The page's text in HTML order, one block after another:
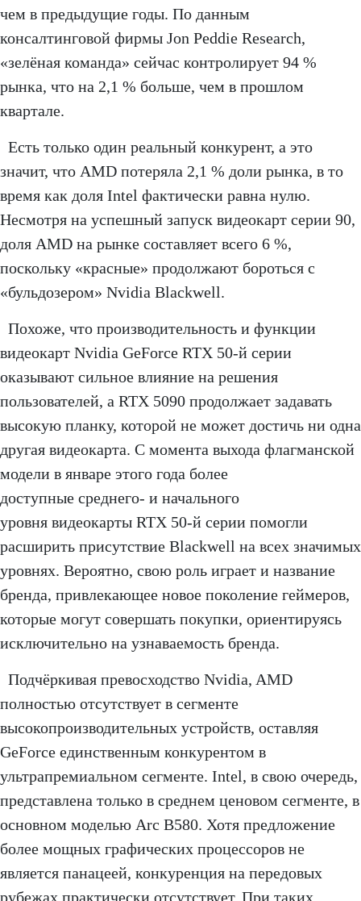
чем в предыдущие годы. По данным
консалтинговой фирмы Jon Peddie Research,
«зелёная команда» сейчас контролирует 94 %
рынка, что на 2,1 % больше, чем в прошлом
квартале.
Есть только один реальный конкурент, а это
значит, что AMD потеряла 2,1 % доли рынка, в то
время как доля Intel фактически равна нулю.
Несмотря на успешный запуск видеокарт серии 90,
доля AMD на рынке составляет всего 6 %,
поскольку «красные» продолжают бороться с
«бульдозером» Nvidia Blackwell.
Похоже, что производительность и функции
видеокарт Nvidia GeForce RTX 50-й серии
оказывают сильное влияние на решения
пользователей, а RTX 5090 продолжает задавать
высокую планку, которой не может достичь ни одна
другая видеокарта. С момента выхода флагманской
модели в январе этого года более
доступные среднего- и начального
уровня видеокарты RTX 50-й серии помогли
расширить присутствие Blackwell на всех значимых
уровнях. Вероятно, свою роль играет и название
бренда, привлекающее новое поколение геймеров,
которые могут совершать покупки, ориентируясь
исключительно на узнаваемость бренда.
Подчёркивая превосходство Nvidia, AMD
полностью отсутствует в сегменте
высокопроизводительных устройств, оставляя
GeForce единственным конкурентом в
ультрапремиальном сегменте. Intel, в свою очередь,
представлена только в среднем ценовом сегменте, в
основном моделью Arc B580. Хотя предложение
более мощных графических процессоров не
является панацеей, конкуренция на передовых
рубежах практически отсутствует. При таких